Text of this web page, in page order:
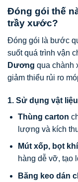
Đóng gói thế
trầy xước?
Đóng gói là bước
suốt quá trình vận
Dương qua chành
giảm thiểu rủi ro
1. Sử dụng vật
Thùng carton
lượng và kích
Mút xốp, bọt
hàng dễ vỡ, tạo
Băng keo dán